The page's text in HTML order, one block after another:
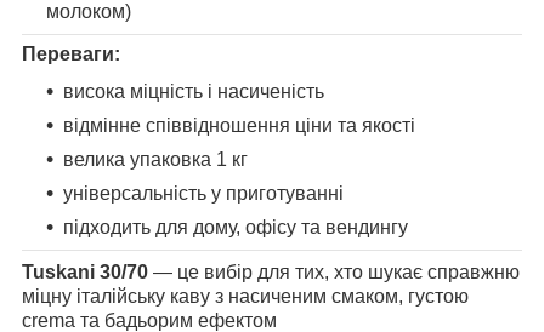
молоком)
Переваги:
висока міцність і насиченість
відмінне співвідношення ціни та якості
велика упаковка 1 кг
універсальність у приготуванні
підходить для дому, офісу та вендингу
Tuskani 30/70 — це вибір для тих, хто шукає справжню
міцну італійську каву з насиченим смаком, густою
crema та бадьорим ефектом